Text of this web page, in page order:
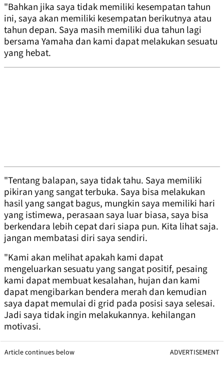
"Bahkan jika saya tidak memiliki kesempatan tahun
ini, saya akan memiliki kesempatan berikutnya atau
tahun depan. Saya masih memiliki dua tahun lagi
bersama Yamaha dan kami dapat melakukan sesuatu
yang hebat.
"Tentang balapan, saya tidak tahu. Saya memiliki
pikiran yang sangat terbuka. Saya bisa melakukan
hasil yang sangat bagus, mungkin saya memiliki hari
yang istimewa, perasaan saya luar biasa, saya bisa
berkendara lebih cepat dari siapa pun. Kita lihat saja.
jangan membatasi diri saya sendiri.
"Kami akan melihat apakah kami dapat
mengeluarkan sesuatu yang sangat positif, pesaing
kami dapat membuat kesalahan, hujan dan kami
dapat mengibarkan bendera merah dan kemudian
saya dapat memulai di grid pada posisi saya selesai.
Jadi saya tidak ingin melakukannya. kehilangan
motivasi.
Article continues below ADVERTISEMENT